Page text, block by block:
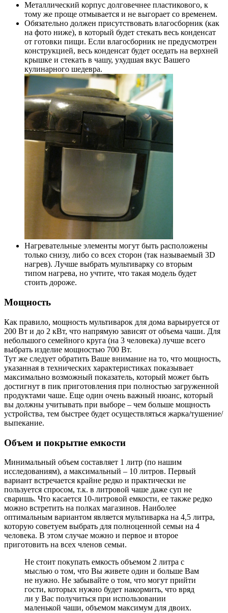
Металлический корпус долговечнее пластикового, к
тому же проще отмывается и не выгорает со временем.
Обязательно должен присутствовать влагосборник (как
на фото ниже), в который будет стекать весь конденсат
от готовки пищи. Если влагосборник не предусмотрен
конструкцией, весь конденсат будет оседать на верхней
крышке и стекать в чашу, ухудшая вкус Вашего
кулинарного шедевра.
Нагревательные элементы могут быть расположены
только снизу, либо со всех сторон (так называемый 3D
нагрев). Лучше выбрать мультиварку со вторым
типом нагрева, но учтите, что такая модель будет
стоить дороже.
Мощность
Как правило, мощность мультиварок для дома варьируется от
200 Вт и до 2 кВт, что напрямую зависят от объема чаши. Для
небольшого семейного круга (на 3 человека) лучше всего
выбрать изделие мощностью 700 Вт.
Тут же следует обратить Ваше внимание на то, что мощность,
указанная в технических характеристиках показывает
максимально возможный показатель, который может быть
достигнут в пик приготовления при полностью загруженной
продуктами чаше. Еще один очень важный нюанс, который
вы должны учитывать при выборе – чем больше мощность
устройства, тем быстрее будет осуществляться жарка/тушение/
выпекание.
Объем и покрытие емкости
Минимальный объем составляет 1 литр (по нашим
исследованиям), а максимальный – 10 литров. Первый
вариант встречается крайне редко и практически не
пользуется спросом, т.к. в литровой чаше даже суп не
сваришь. Что касается 10-литровой емкости, ее также редко
можно встретить на полках магазинов. Наиболее
оптимальным вариантом является мультиварка на 4,5 литра,
которую советуем выбрать для полноценной семьи на 4
человека. В этом случае можно и первое и второе
приготовить на всех членов семьи.
Не стоит покупать емкость объемом 2 литра с
мыслью о том, что Вы живете один и больше Вам
не нужно. Не забывайте о том, что могут прийти
гости, которых нужно будет накормить, что вряд
ли у Вас получиться при использовании
маленькой чаши, объемом максимум для двоих.